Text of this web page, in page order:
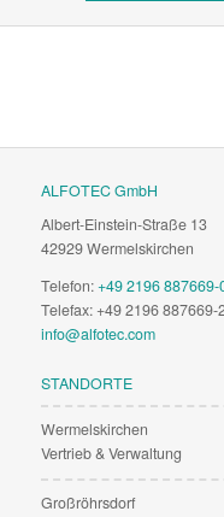
ALFOTEC GmbH
Albert-Einstein-Straße 13
42929 Wermelskirchen
Telefon:+49 2196 887669-
Telefax: +49 2196 887669-
info@alfotec.com
STANDORTE
Wermelskirchen
Vertrieb & Verwaltung
Großröhrsdorf